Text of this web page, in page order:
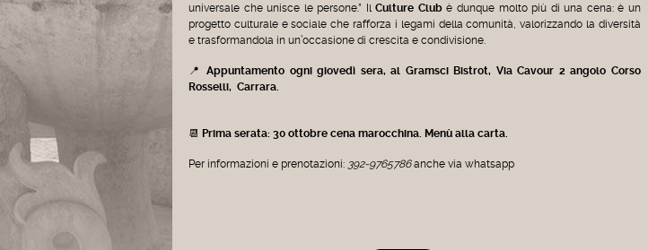
universale che unisce le persone.” IlCulture Clubè dunque molto più di una cena: è un
progetto culturale e sociale che rafforza i legami della comunità, valorizzando la diversità
e trasformandola in un’occasione di crescita e condivisione.
📍Appuntamento ogni giovedì sera, al Gramsci Bistrot, Via Cavour 2 angolo Corso
Rosselli, Carrara.
📆 Prima serata: 30 ottobre cena marocchina. Menù alla carta.
Per informazioni e prenotazioni: 392-9765786anche via whatsapp